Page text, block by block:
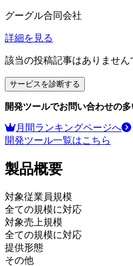
グーグル合同会社
詳細を見る
該当の投稿記事はありません
サービスを診断する
開発ツールでお問い合わせの多
月間ランキングページへ
開発ツール一覧はこちら
製品概要
対象従業員規模
全ての規模に対応
対象売上規模
全ての規模に対応
提供形態
その他